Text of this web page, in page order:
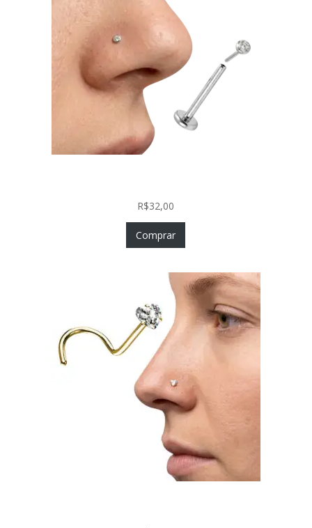
R$32,00
Comprar